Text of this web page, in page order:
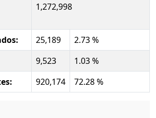
1,272,998
25,189
2.73 %
9,523
1.03 %
920,174 72.28 %